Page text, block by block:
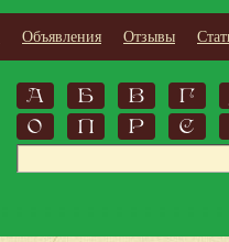
Объявления Отзывы
А Б В
Г
О
П Р С